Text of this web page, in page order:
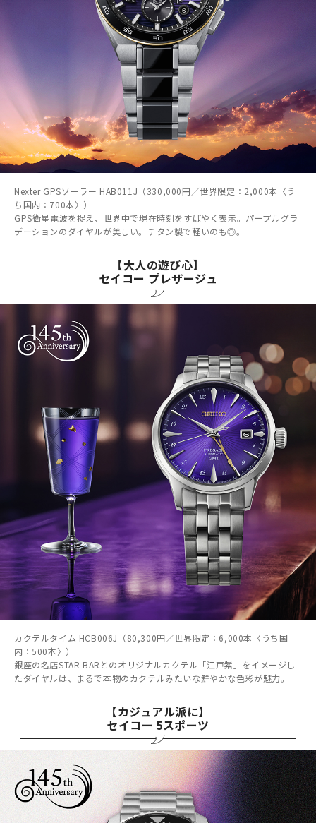
Nexter GPSソーラー HAB011J（330,000円／世界限定：2,000本〈う
ち国内：700本〉）
GPS衛星電波を捉え、世界中で現在時刻をすばやく表示。パープルグラ
デーションのダイヤルが美しい。チタン製で軽いのも◎。
【大人の遊び心】
セイコー プレザージュ
カクテルタイム HCB006J（80,300円／世界限定：6,000本〈うち国
内：500本〉）
銀座の名店STAR BARとのオリジナルカクテル「江戸紫」をイメージし
たダイヤルは、まるで本物のカクテルみたいな鮮やかな色彩が魅力。
【カジュアル派に】
セイコー 5スポーツ